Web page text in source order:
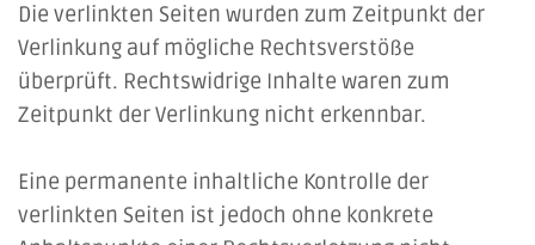
Die verlinkten Seiten wurden zum Zeitpunkt der
Verlinkung auf mögliche Rechtsverstöße
überprüft. Rechtswidrige Inhalte waren zum
Zeitpunkt der Verlinkung nicht erkennbar.
Eine permanente inhaltliche Kontrolle der
verlinkten Seiten ist jedoch ohne konkrete